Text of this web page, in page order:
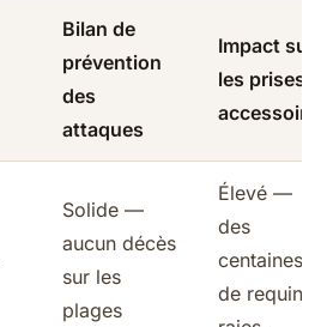
Bilan de
prévention
des
attaques
Impact sur
les prises
Solide —
aucun décès
sur les
plages
Élevé —
des
centaines
de requins,